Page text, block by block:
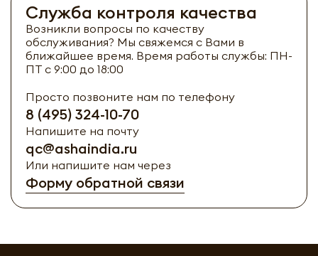
Служба контроля качества
Возникли вопросы по качеству
обслуживания? Мы свяжемся с Вами в
ближайшее время. Время работы службы: ПН-
ПТ с 9:00 до 18:00
Просто позвоните нам по телефону
8 (495) 324-10-70
Напишите на почту
qc@ashaindia.ru
Или напишите нам через
Форму обратной связи